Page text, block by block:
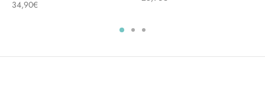
34,90€